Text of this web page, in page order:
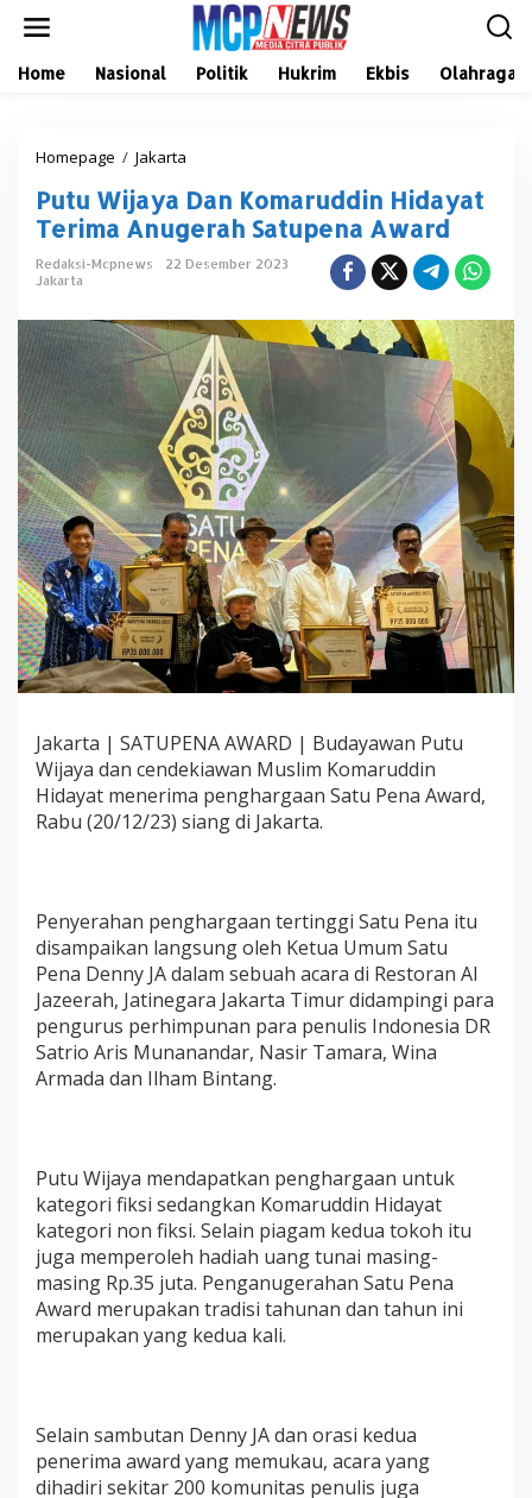
Home Nasional Politik Hukrim Ekbis Olahraga
Homepage / Jakarta
t
u
W
i
y
a
D
a
n
K
o
m
a
r
u
d
d
i
n
H
i
d
y
a
t
T
e
A
n
u
g
e
r
a
h
p
e
n
a
A
w
a
r
Putu Wijaya Dan Komaruddin Hidayat
Terima Anugerah Satupena Award
Redaksi-Mcpnews
22 Desember 2023
Jakarta
Jakarta | SATUPENA AWARD | Budayawan Putu
Wijaya dan cendekiawan Muslim Komaruddin
Hidayat menerima penghargaan Satu Pena Award,
Rabu (20/12/23) siang di Jakarta.
Penyerahan penghargaan tertinggi Satu Pena itu
disampaikan langsung oleh Ketua Umum Satu
Pena Denny JA dalam sebuah acara di Restoran Al
Jazeerah, Jatinegara Jakarta Timur didampingi para
pengurus perhimpunan para penulis Indonesia DR
Satrio Aris Munanandar, Nasir Tamara, Wina
Armada dan Ilham Bintang.
Putu Wijaya mendapatkan penghargaan untuk
kategori fiksi sedangkan Komaruddin Hidayat
kategori non fiksi. Selain piagam kedua tokoh itu
juga memperoleh hadiah uang tunai masing-
masing Rp.35 juta. Penganugerahan Satu Pena
Award merupakan tradisi tahunan dan tahun ini
merupakan yang kedua kali.
Selain sambutan Denny JA dan orasi kedua
penerima award yang memukau, acara yang
dihadiri sekitar 200 komunitas penulis juga